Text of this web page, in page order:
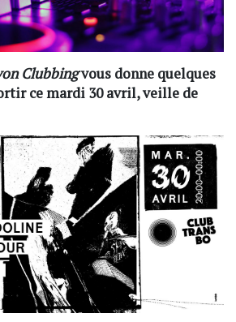
Clubbingvous donne quelques
ce mardi 30 avril, veille de